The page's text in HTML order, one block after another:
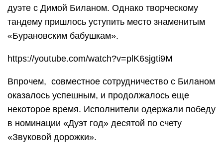
дуэте с Димой Биланом. Однако творческому
тандему пришлось уступить место знаменитым
«Бурановским бабушкам».
https://youtube.com/watch?v=plK6sjgti9M
Впрочем, совместное сотрудничество с Биланом
оказалось успешным, и продолжалось еще
некоторое время. Исполнители одержали победу
в номинации «Дуэт год» десятой по счету
«Звуковой дорожки».